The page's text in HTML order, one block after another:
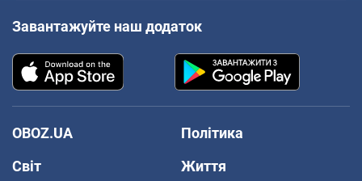
Завантажуйте наш додаток
OBOZ.UA
Політика
Світ
Життя